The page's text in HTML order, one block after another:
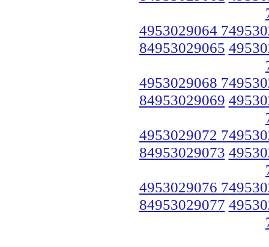
4953029064
84953029065
4953029068
84953029069
4953029072
84953029073
4953029076
84953029077